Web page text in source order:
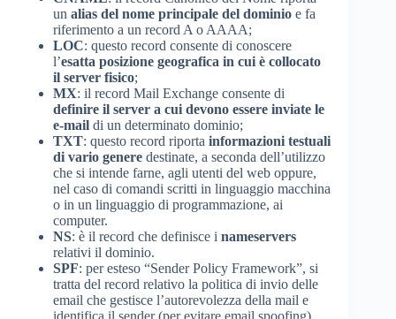
un alias del nome principale del dominio e fa
riferimento a un record A o AAAA;
LOC: questo record consente di conoscere
l’esatta posizione geografica in cui è collocato
il server fisico;
MX: il record Mail Exchange consente di
definire il server a cui devono essere inviate le
e-mail di un determinato dominio;
TXT: questo record riporta informazioni testuali
di vario genere destinate, a seconda dell’utilizzo
che si intende farne, agli utenti del web oppure,
nel caso di comandi scritti in linguaggio macchina
o in un linguaggio di programmazione, ai
computer.
NS: è il record che definisce i nameservers
relativi il dominio.
SPF: per esteso “Sender Policy Framework”, si
tratta del record relativo la politica di invio delle
email che gestisce l’autorevolezza della mail e
identifica il sender (per evitare email spoofing).